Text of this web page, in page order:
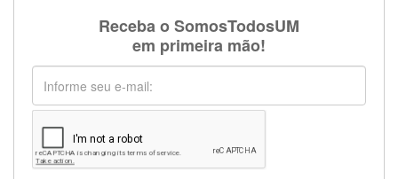
Receba o SomosTodosUM
em primeira mão!